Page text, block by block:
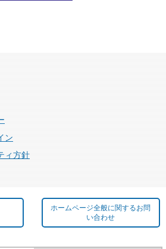
ン
ィ方針
ホームページ全般に関するお問
い合わせ